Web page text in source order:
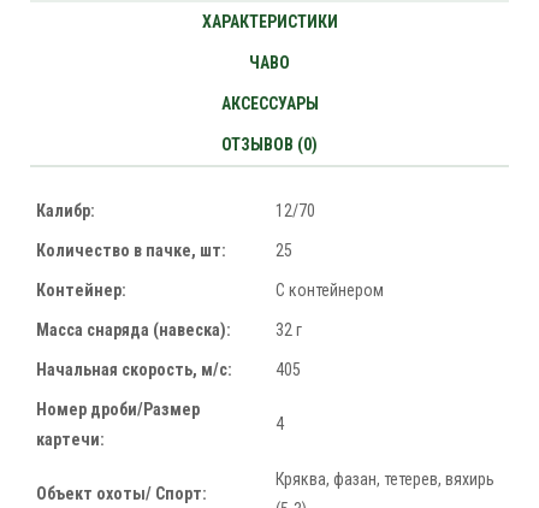
ХАРАКТЕРИСТИКИ
ЧАВО
АКСЕССУАРЫ
ОТЗЫВОВ (0)
Калибр: 12/70
Количество в пачке, шт: 25
Контейнер: С контейнером
Масса снаряда (навеска): 32 г
Начальная скорость, м/с: 405
Номер дроби/Размер
картечи:
4
Объект охоты/ Спорт:
Кряква, фазан, тетерев, вяхирь